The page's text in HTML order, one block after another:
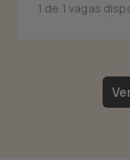
1 de 1 vagas